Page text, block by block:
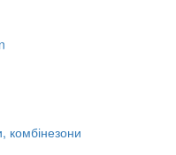
комбінезони